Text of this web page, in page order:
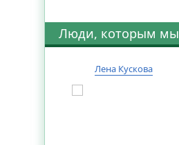
Люди, которым
Лена Кускова